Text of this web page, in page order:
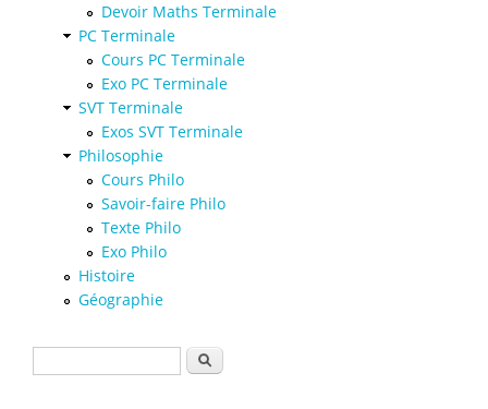
Devoir Maths Terminale
PC Terminale
Cours PC Terminale
Exo PC Terminale
SVT Terminale
Exos SVT Terminale
Philosophie
Cours Philo
Savoir-faire Philo
Texte Philo
Exo Philo
Histoire
Géographie
Formulaire de recherche
Rechercher